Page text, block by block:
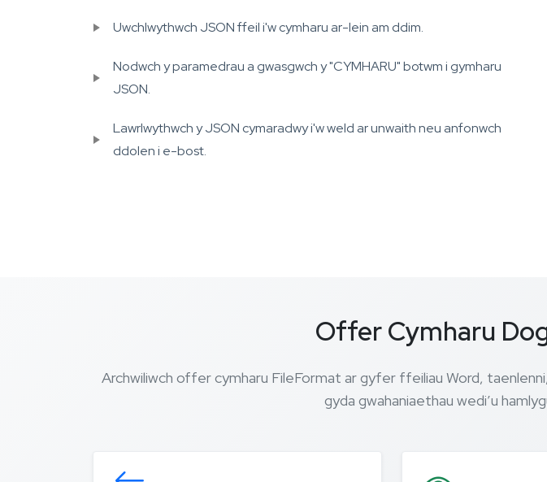
Uwchlwythwch JSON ffeil i'w cymharu ar-lein am ddim.
Nodwch y paramedrau a gwasgwch y "CYMHARU" botwm i gymharu
JSON.
Lawrlwythwch y JSON cymaradwy i'w weld ar unwaith neu anfonwch
ddolen i e-bost.
Offer Cymharu
Archwiliwch offer cymharu FileFormat ar gyfer ffeiliau Word,
gyda gwahaniaethau wedi’u